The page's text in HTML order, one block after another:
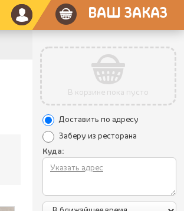
ВАШ ЗАКАЗ
В корзине пока пусто
Доставить по адресу
Заберу из ресторана
Куда: